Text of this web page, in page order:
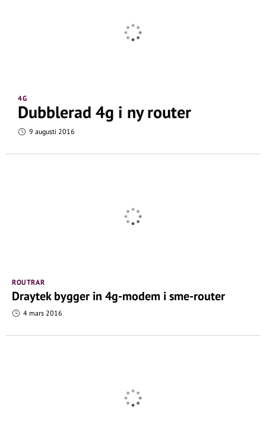
4G
Dubblerad 4g i ny router
9 augusti 2016
ROUTRAR
Draytek bygger in 4g-modem i sme-router
4 mars 2016